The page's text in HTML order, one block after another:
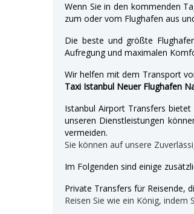
Wenn Sie in den kommenden
zum oder vom Flughafen aus
Die beste und größte
Aufregung und maximalen
Wir helfen mit dem Transport
Taxi Istanbul Neuer Flughafen
Istanbul Airport Transfers
unseren Dienstleistungen
vermeiden.
Sie können auf unsere
Im Folgenden sind einige
Private Transfers für Reisende,
Reisen Sie wie ein König, indem